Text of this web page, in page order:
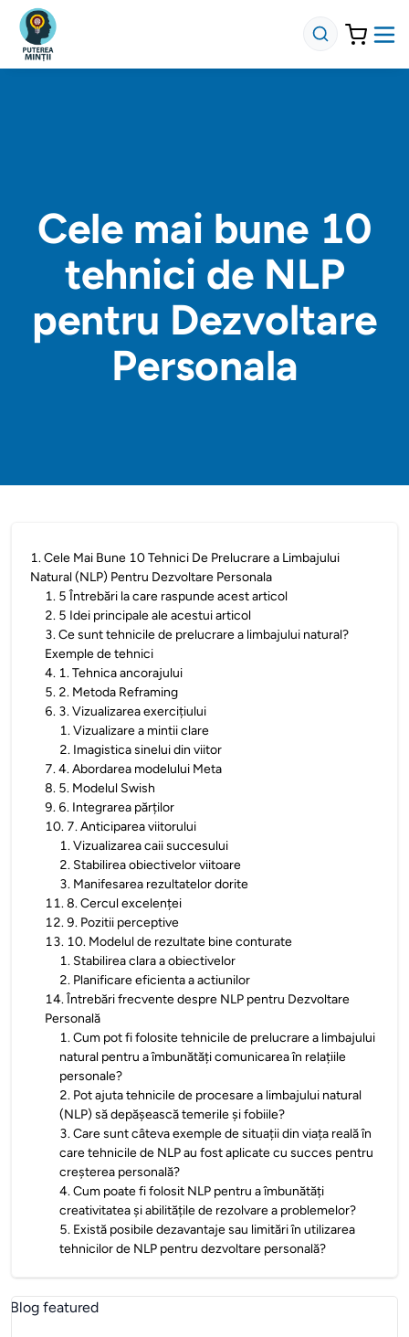
Cele mai bune 10
tehnici de NLP
pentru Dezvoltare
Personala
1.Cele Mai Bune 10 Tehnici De Prelucrare a Limbajului
Natural (NLP) Pentru Dezvoltare Personala
1. 5 Întrebări la care raspunde acest articol
2. 5 Idei principale ale acestui articol
3.Ce sunt tehnicile de prelucrare a limbajului natural?
Exemple de tehnici
4. 1. Tehnica ancorajului
5. 2. Metoda Reframing
6. 3. Vizualizarea exercițiului
1.Vizualizare a mintii clare
2. Imagistica sinelui din viitor
7.4. Abordarea modelului Meta
8. 5. Modelul Swish
9. 6. Integrarea părților
10. 7. Anticiparea viitorului
1.Vizualizarea caii succesului
2. Stabilirea obiectivelor viitoare
3. Manifesarea rezultatelor dorite
11.8. Cercul excelenței
12.9. Pozitii perceptive
13. 10. Modelul de rezultate bine conturate
1. Stabilirea clara a obiectivelor
2. Planificare eficienta a actiunilor
14.Întrebări frecvente despre NLP pentru Dezvoltare
Personală
1.Cum pot fi folosite tehnicile de prelucrare a limbajului
natural pentru a îmbunătăți comunicarea în relațiile
personale?
2. Pot ajuta tehnicile de procesare a limbajului natural
(NLP) să depășească temerile și fobiile?
3.Care sunt câteva exemple de situații din viața reală în
care tehnicile de NLP au fost aplicate cu succes pentru
creșterea personală?
4.Cum poate fi folosit NLP pentru a îmbunătăți
creativitatea și abilitățile de rezolvare a problemelor?
5. Există posibile dezavantaje sau limitări în utilizarea
tehnicilor de NLP pentru dezvoltare personală?